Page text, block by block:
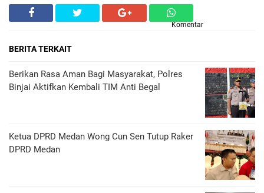
Komentar
BERITA TERKAIT
Berikan Rasa Aman Bagi Masyarakat, Polres
Binjai Aktifkan Kembali TIM Anti Begal
Ketua DPRD Medan Wong Cun Sen Tutup Raker
DPRD Medan